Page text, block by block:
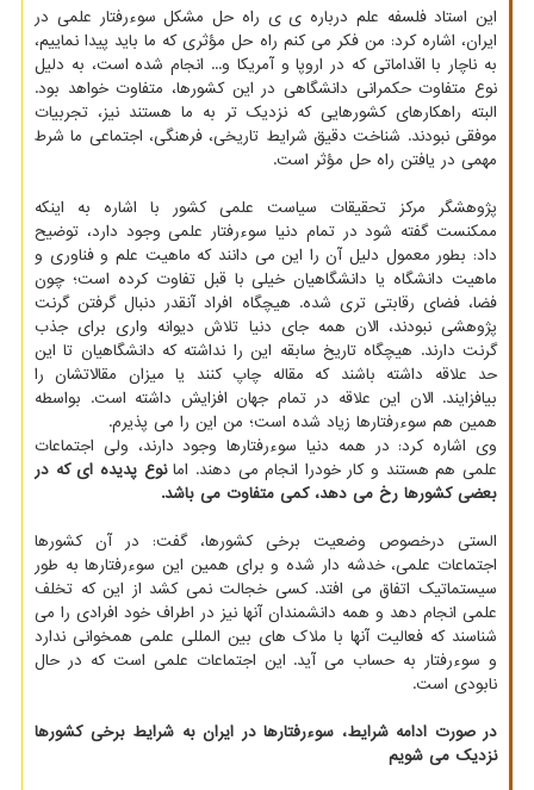
این استاد فلسفه علم درباره ی ی راه حل مشکل سوءرفتار علمی در
ایران، اشاره کرد: من فکر می کنم راه حل مؤثری که ما باید پیدا نماییم،
به ناچار با اقداماتی که در اروپا و آمریکا و... انجام شده است، به دلیل
نوع متفاوت حکمرانی دانشگاهی در این کشورها، متفاوت خواهد بود.
البته راهکارهای کشورهایی که نزدیک تر به ما هستند نیز، تجربیات
موفقی نبودند. شناخت دقیق شرایط تاریخی، فرهنگی، اجتماعی ما شرط
مهمی در یافتن راه حل مؤثر است.
پژوهشگر مرکز تحقیقات سیاست علمی کشور با اشاره به اینکه
ممکنست گفته شود در تمام دنیا سوءرفتار علمی وجود دارد، توضیح
داد: بطور معمول دلیل آن را این می دانند که ماهیت علم و فناوری و
ماهیت دانشگاه یا دانشگاهیان خیلی با قبل تفاوت کرده است؛ چون
فضا، فضای رقابتی تری شده. هیچگاه افراد آنقدر دنبال گرفتن گرنت
پژوهشی نبودند، الان همه جای دنیا تلاش دیوانه واری برای جذب
گرنت دارند. هیچگاه تاریخ سابقه این را نداشته که دانشگاهیان تا این
حد علاقه داشته باشند که مقاله چاپ کنند یا میزان مقالاتشان را
بیافزایند. الان این علاقه در تمام جهان افزایش داشته است. بواسطه
همین هم سوءرفتارها زیاد شده است؛ من این را می پذیرم.
وی اشاره کرد: در همه دنیا سوءرفتارها وجود دارند، ولی اجتماعات
علمی هم هستند و کار خودرا انجام می دهند. امانوع پدیده ای که در
بعضی کشورها رخ می دهد، کمی متفاوت می باشد.
الستی درخصوص وضعیت برخی کشورها، گفت: در آن کشورها
اجتماعات علمی، خدشه دار شده و برای همین این سوءرفتارها به طور
سیستماتیک اتفاق می افتد. کسی خجالت نمی کشد از این که تخلف
علمی انجام دهد و همه دانشمندان آنها نیز در اطراف خود افرادی را می
شناسند که فعالیت آنها با ملاک های بین المللی علمی همخوانی ندارد
و سوءرفتار به حساب می آید. این اجتماعات علمی است که در حال
نابودی است.
در صورت ادامه شرایط، سوءرفتارها در ایران به شرایط برخی کشورها
نزدیک می شویم